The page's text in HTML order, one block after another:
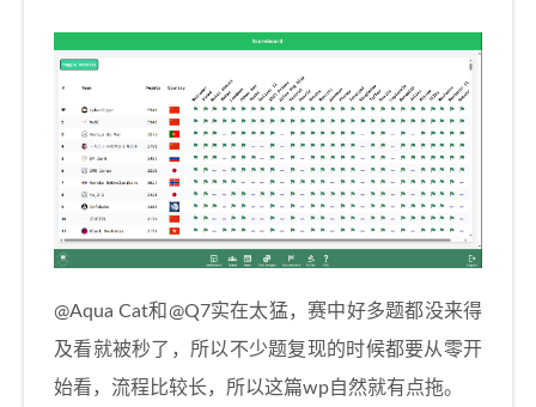
@Aqua Cat和@Q7实在太猛，赛中好多题都没来得
及看就被秒了，所以不少题复现的时候都要从零开
始看，流程比较长，所以这篇wp自然就有点拖。